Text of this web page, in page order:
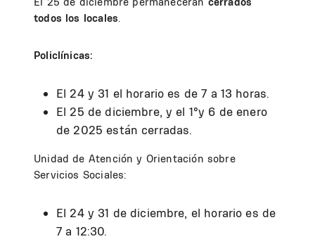
todos los locales.
Policlínicas:
El 24 y 31 el horario es de 7 a 13 horas.
El 25 de diciembre, y el 1°y 6 de enero
de 2025 están cerradas.
Unidad de Atención y Orientación sobre
Servicios Sociales:
El 24 y 31 de diciembre, el horario es de
7 a 12:30.